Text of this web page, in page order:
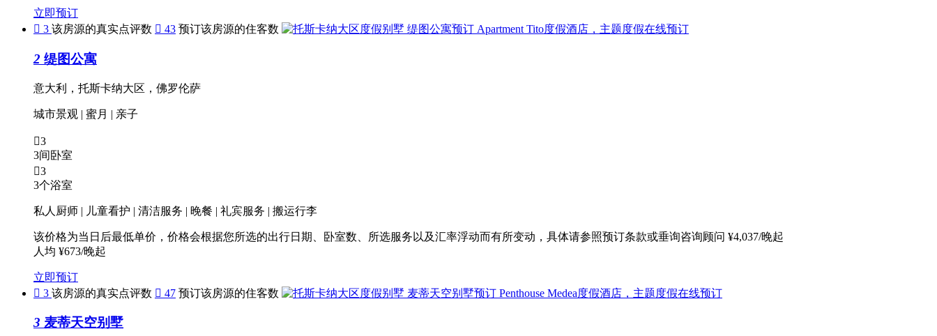
立即预订
 3 该房源的真实点评数  43 预订该房源的住客数
2 缇图公寓
意大利，托斯卡纳大区，佛罗伦萨
城市景观 | 蜜月 | 亲子
3
3间卧室
3
3个浴室
私人厨师 | 儿童看护 | 清洁服务 | 晚餐 | 礼宾服务 | 搬运行李
该价格为当日后最低单价，价格会根据您所选的出行日期、卧室数、所选服务以及汇率浮动而有所变动，具体请参照预订条款或垂询咨询顾问 ¥4,037/晚起
人均 ¥673/晚起
立即预订
 3 该房源的真实点评数  47 预订该房源的住客数
3 麦蒂天空别墅